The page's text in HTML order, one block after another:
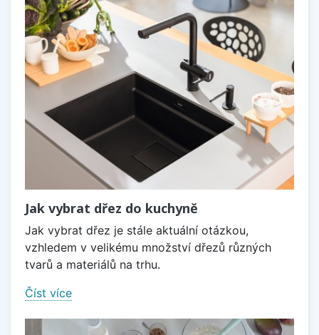
Jak vybrat dřez do kuchyně
Jak vybrat dřez je stále aktuální otázkou,
vzhledem v velikému množství dřezů různých
tvarů a materiálů na trhu.
Číst více